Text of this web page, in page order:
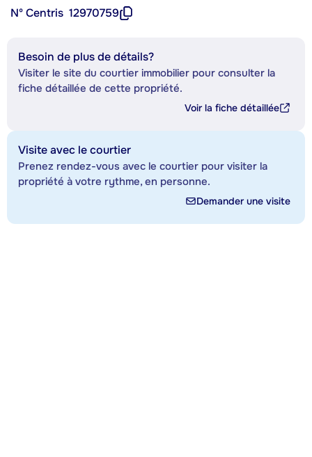
Nº Centris 12970759
Besoin de plus de détails?
Visiter le site du courtier immobilier pour consulter la
fiche détaillée de cette propriété.
Voir la fiche détaillée
Visite avec le courtier
Prenez rendez-vous avec le courtier pour visiter la
propriété à votre rythme, en personne.
Demander une visite